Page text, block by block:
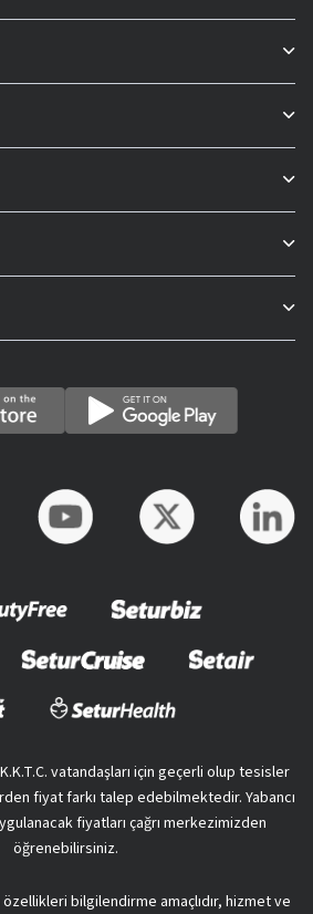
vatandaşları için geçerli olup tesisler
fiyat farkı talep edebilmektedir. Yabancı
fiyatları çağrı merkezimizden
öğrenebilirsiniz.
bilgilendirme amaçlıdır, hizmet ve